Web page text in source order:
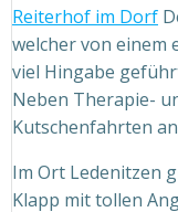
Reiterhof im Dorf
welcher von einem
viel Hingabe
Neben Therapie-
Kutschenfahrten
Im Ort Ledenitzen
Klapp mit tollen